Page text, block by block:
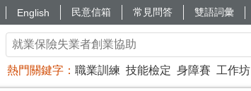
English 民意信箱 常見問答 雙語詞彙
熱門關鍵字 職業訓練 技能檢定 身障賽 工作坊